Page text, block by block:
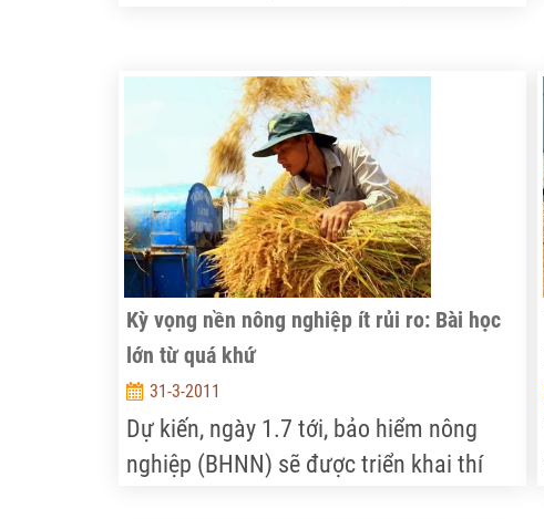
lượng mưa khá nhiều đã làm cho khí
hậu trong vùng dịu mát, hàng chục ngàn
ha lúa xuân hè, rau màu đã tránh được
hạn, mặn xâm nhập nhưng bên cạnh đó
cũng không ít hộ dân phải rơi vào cảnh
trắng tay vì mưa.
Kỳ vọng nền nông nghiệp ít rủi ro: Bài học
lớn từ quá khứ
31-3-2011
Dự kiến, ngày 1.7 tới, bảo hiểm nông
nghiệp (BHNN) sẽ được triển khai thí